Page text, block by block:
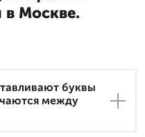
Москве.
буквы
между